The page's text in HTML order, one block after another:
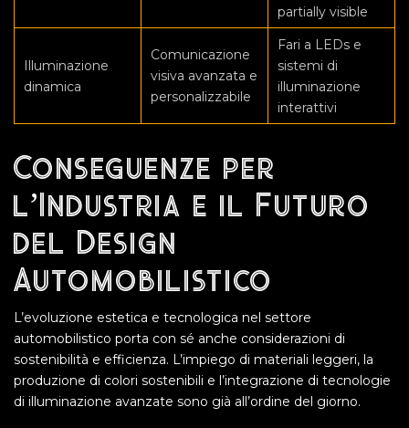
partially visible
Illuminazione
dinamica
Comunicazione
visiva avanzata e
personalizzabile
Fari a LEDs e
sistemi di
illuminazione
interattivi
Conseguenze per
l’Industria e il Futuro
del Design
Automobilistico
L’evoluzione estetica e tecnologica nel settore
automobilistico porta con sé anche considerazioni di
sostenibilità e efficienza. L’impiego di materiali leggeri, la
produzione di colori sostenibili e l’integrazione di tecnologie
di illuminazione avanzate sono già all’ordine del giorno.